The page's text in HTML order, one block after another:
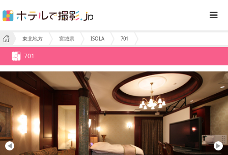
東北地方 宮城県 ISOLA 701
701